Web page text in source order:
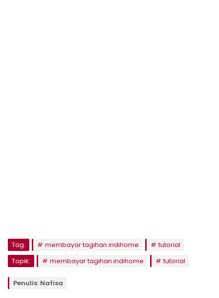
Tag: membayar tagihan indihome
tutorial
Topik:
membayar tagihan indihome tutorial
Penulis: Nafisa